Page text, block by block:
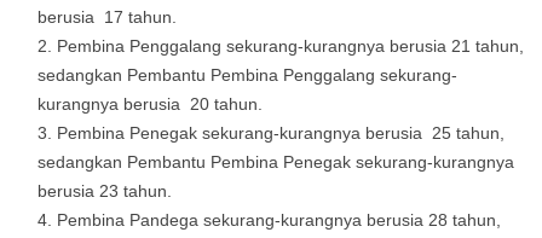
berusia 17 tahun.
Pembina Penggalang sekurang-kurangnya berusia 21 tahun,
sedangkan Pembantu Pembina Penggalang sekurang-
kurangnya berusia 20 tahun.
Pembina Penegak sekurang-kurangnya berusia 25 tahun,
sedangkan Pembantu Pembina Penegak sekurang-kurangnya
berusia 23 tahun.
Pembina Pandega sekurang-kurangnya berusia 28 tahun,